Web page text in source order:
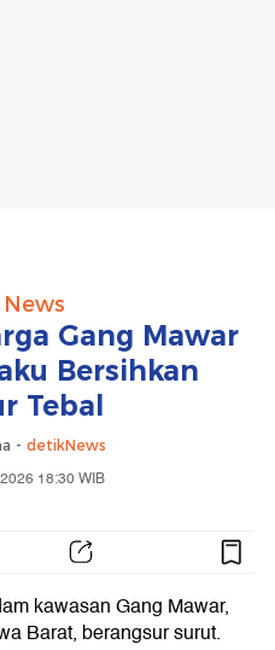
Gang Mawar
Bersihkan
Tebal
- detikNews
18:30 WIB
kawasan Gang Mawar,
Barat, berangsur surut.